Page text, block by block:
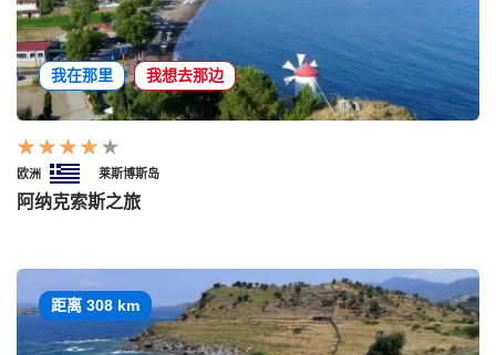
我在那里 我想去那边
欧洲 莱斯博斯岛
阿纳克索斯之旅
距离 308 km